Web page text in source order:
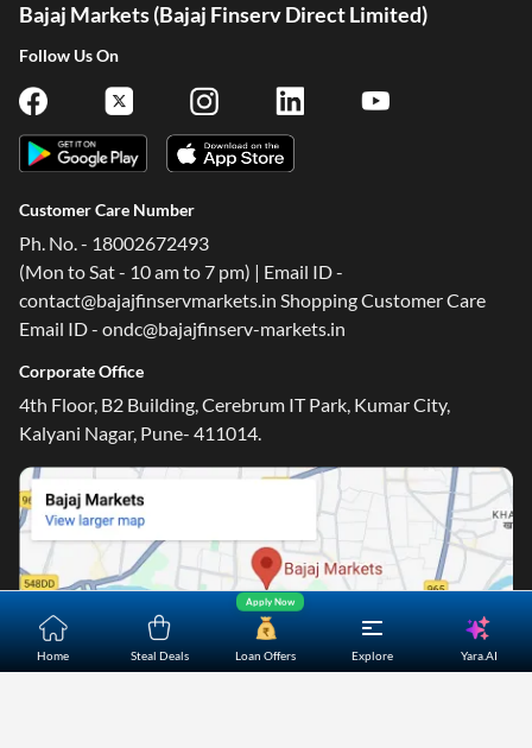
One-stop Digital Marketplace
Check Loan & Card Offers from 50+ Partners
Exciting offers await with easy approval. Log in to check
your eligibility!
*T&C of the partner are applicable
Sign-in to Bajaj Markets
Mobile Number
Add mobile number
Home Steal Deals Loan Offers
Apply Now
Explore Yara.AI
Bajaj Markets (Bajaj Finserv Direct Limited)
Follow Us On
Customer Care Number
Ph. No. - 18002672493
(Mon to Sat - 10 am to 7 pm) | Email ID -
contact@bajajfinservmarkets.in Shopping Customer Care
Email ID - ondc@bajajfinserv-markets.in
Corporate Office
4th Floor, B2 Building, Cerebrum IT Park, Kumar City,
Kalyani Nagar, Pune- 411014.